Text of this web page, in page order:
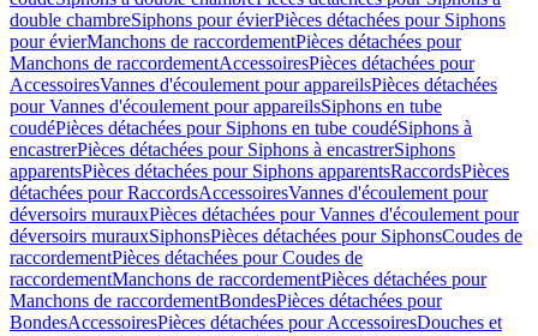
double chambreSiphons pour évierPièces détachées pour Siphons
pour évierManchons de raccordementPièces détachées pour
Manchons de raccordementAccessoiresPièces détachées pour
AccessoiresVannes d'écoulement pour appareilsPièces détachées
pour Vannes d'écoulement pour appareilsSiphons en tube
coudéPièces détachées pour Siphons en tube coudéSiphons à
encastrerPièces détachées pour Siphons à encastrerSiphons
apparentsPièces détachées pour Siphons apparentsRaccordsPièces
détachées pour RaccordsAccessoiresVannes d'écoulement pour
déversoirs murauxPièces détachées pour Vannes d'écoulement pour
déversoirs murauxSiphonsPièces détachées pour SiphonsCoudes de
raccordementPièces détachées pour Coudes de
raccordementManchons de raccordementPièces détachées pour
Manchons de raccordementBondesPièces détachées pour
BondesAccessoiresPièces détachées pour AccessoiresDouches et